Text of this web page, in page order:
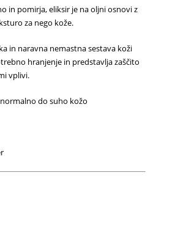
in pomirja, eliksir je na oljni osnovi z
za nego kože.
in naravna nemastna sestava koži
hranjenje in predstavlja zaščito
vplivi.
do suho kožo